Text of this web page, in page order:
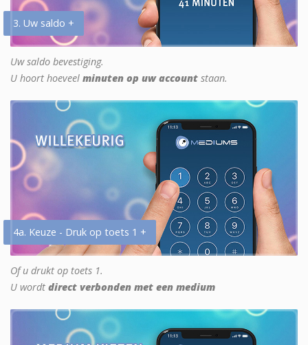
3. Uw saldo +
Uw saldo bevestiging.
U hoort hoeveel minuten op uw account staan.
4a. Keuze - Druk op toets 1 +
Of u drukt op toets 1.
U wordt direct verbonden met een medium